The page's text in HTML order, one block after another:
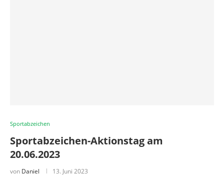
Sportabzeichen
Sportabzeichen-Aktionstag am
20.06.2023
von Daniel 13. Juni 2023